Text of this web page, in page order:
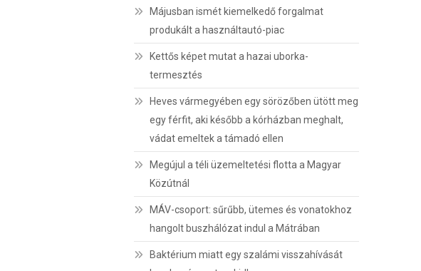
Májusban ismét kiemelkedő forgalmat
produkált a használtautó-piac
Kettős képet mutat a hazai uborka-
termesztés
Heves vármegyében egy sörözőben ütött meg
egy férfit, aki később a kórházban meghalt,
vádat emeltek a támadó ellen
Megújul a téli üzemeltetési flotta a Magyar
Közútnál
MÁV-csoport: sűrűbb, ütemes és vonatokhoz
hangolt buszhálózat indul a Mátrában
Baktérium miatt egy szalámi visszahívását